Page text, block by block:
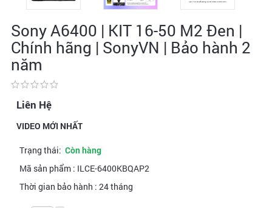
Sony A6400 | KIT 16-50 M2 Đen |
Chính hãng | SonyVN | Bảo hành 2
năm
Liên Hệ
VIDEO MỚI NHẤT
Trạng thái: Còn hàng
Mã sản phẩm : ILCE-6400KBQAP2
Thời gian bảo hành : 24 tháng